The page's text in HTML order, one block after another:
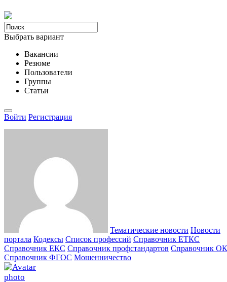
Выбрать вариант
Вакансии
Резюме
Пользователи
Группы
Статьи
Войти Регистрация
Тематические новости Новости
портала Кодексы Cписок профессий Справочник ЕТКС
Справочник ЕКС Справочник профстандартов Справочник
Справочник ФГОС Мошенничество